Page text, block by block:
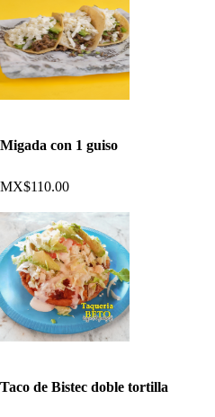
Migada con 1 guiso
MX$110.00
Taco de Bistec doble tortilla